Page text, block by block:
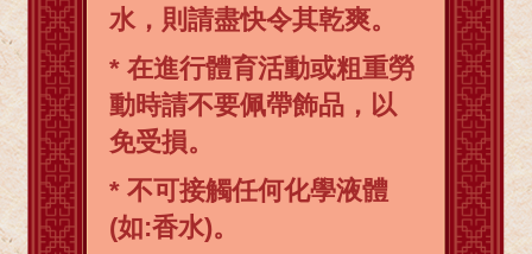
水，則請盡快令其乾爽。
* 在進行體育活動或粗重勞
動時請不要佩帶飾品，以
免受損。
* 不可接觸任何化學液體
(如:香水)。